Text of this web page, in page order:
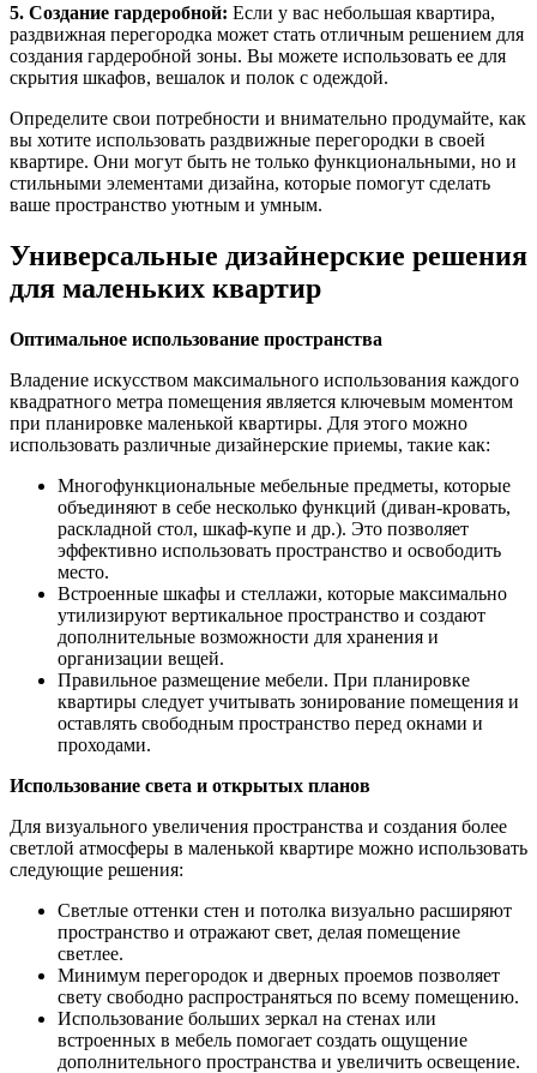
5. Создание гардеробной: Если у вас небольшая квартира,
раздвижная перегородка может стать отличным решением для
создания гардеробной зоны. Вы можете использовать ее для
скрытия шкафов, вешалок и полок с одеждой.
Определите свои потребности и внимательно продумайте, как
вы хотите использовать раздвижные перегородки в своей
квартире. Они могут быть не только функциональными, но и
стильными элементами дизайна, которые помогут сделать
ваше пространство уютным и умным.
Универсальные дизайнерские решения
для маленьких квартир
Оптимальное использование пространства
Владение искусством максимального использования каждого
квадратного метра помещения является ключевым моментом
при планировке маленькой квартиры. Для этого можно
использовать различные дизайнерские приемы, такие как:
Многофункциональные мебельные предметы, которые
объединяют в себе несколько функций (диван-кровать,
раскладной стол, шкаф-купе и др.). Это позволяет
эффективно использовать пространство и освободить
место.
Встроенные шкафы и стеллажи, которые максимально
утилизируют вертикальное пространство и создают
дополнительные возможности для хранения и
организации вещей.
Правильное размещение мебели. При планировке
квартиры следует учитывать зонирование помещения и
оставлять свободным пространство перед окнами и
проходами.
Использование света и открытых планов
Для визуального увеличения пространства и создания более
светлой атмосферы в маленькой квартире можно использовать
следующие решения:
Светлые оттенки стен и потолка визуально расширяют
пространство и отражают свет, делая помещение
светлее.
Минимум перегородок и дверных проемов позволяет
свету свободно распространяться по всему помещению.
Использование больших зеркал на стенах или
встроенных в мебель помогает создать ощущение
дополнительного пространства и увеличить освещение.